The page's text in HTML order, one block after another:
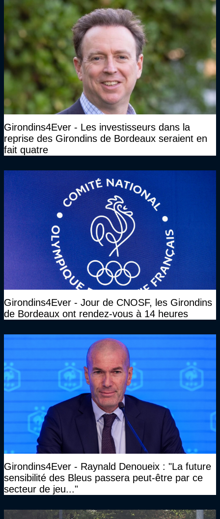
Girondins4Ever - Les investisseurs dans la
reprise des Girondins de Bordeaux seraient en
fait quatre
Girondins4Ever - Jour de CNOSF, les Girondins
de Bordeaux ont rendez-vous à 14 heures
Girondins4Ever - Raynald Denoueix : "La future
sensibilité des Bleus passera peut-être par ce
secteur de jeu..."